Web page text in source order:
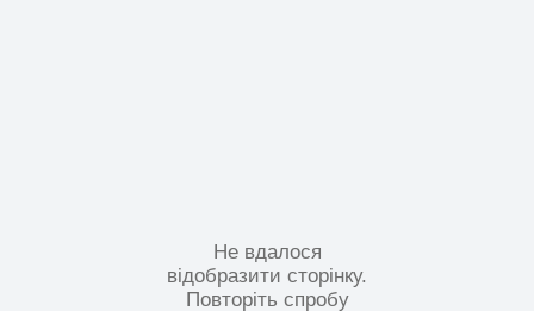
Не вдалося
відобразити сторінку.
Повторіть спробу